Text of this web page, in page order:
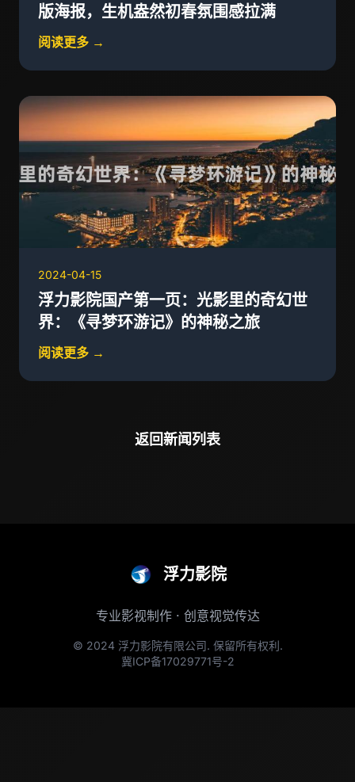
版海报，生机盎然初春氛围感拉满
阅读更多 →
2024-04-15
浮力影院国产第一页：光影里的奇幻世
界：《寻梦环游记》的神秘之旅
阅读更多 →
返回新闻列表
浮力影院
专业影视制作 · 创意视觉传达
© 2024 浮力影院有限公司. 保留所有权利.
冀ICP备17029771号-2